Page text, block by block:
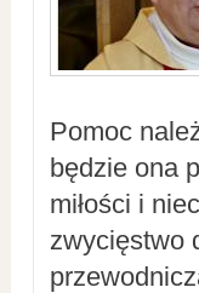
Pomoc
będzie ona
miłości i
zwycięstwo